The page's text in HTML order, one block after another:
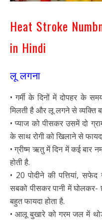
Heat Stroke
in Hindi
लू लगना
• गर्मी के दिनों में दोपहर के
मिलती है और लू लगने से व्यक्ति
• प्याज को पीसकर उसमें दो
के साथ रोगी को खिलाने से
• ग्रीष्म ऋतु में दिन में कई
होती है.
• 20 पोदीने की पत्तियां,
सबको पीसकर पानी में घोलकर-
बहुत फायदा होता है.
• आलू बुखारे को गरम जल में